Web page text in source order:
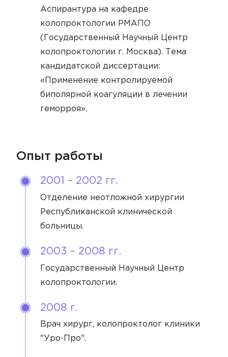
Аспирантура на кафедре
колопроктологии РМАПО
(Государственный Научный Центр
колопроктологии г. Москва). Тема
кандидатской диссертации:
«Применение контролируемой
биполярной коагуляции в лечении
геморроя».
Опыт работы
2001 – 2002 гг.
Отделение неотложной хирургии
Республиканской клинической
больницы.
2003 – 2008 гг.
Государственный Научный Центр
колопроктологии.
2008 г.
Врач хирург, колопроктолог клиники
"Уро-Про".
Попов Матвей Маркович
Рудакова Нина Денисовна
Ухолов Тимур Иванович
Юдина Вероника Максимовна
Терапия
УЗИ-диагностика